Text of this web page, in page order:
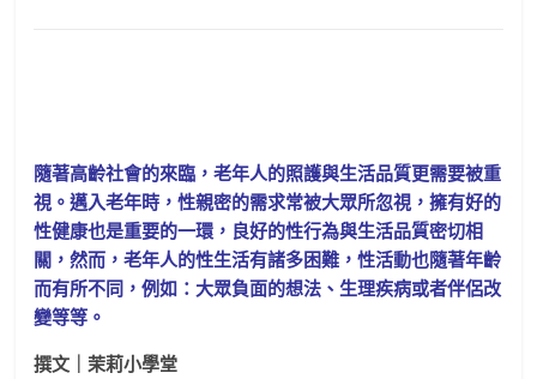
隨著高齡社會的來臨，老年人的照護與生活品質更需要被重
視。邁入老年時，性親密的需求常被大眾所忽視，擁有好的
性健康也是重要的一環，良好的性行為與生活品質密切相
關，然而，老年人的性生活有諸多困難，性活動也隨著年齡
而有所不同，例如：大眾負面的想法、生理疾病或者伴侶改
變等等。
撰文｜ 茉莉小學堂